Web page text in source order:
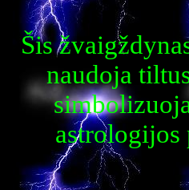
Šis
naudoja
astrologijos